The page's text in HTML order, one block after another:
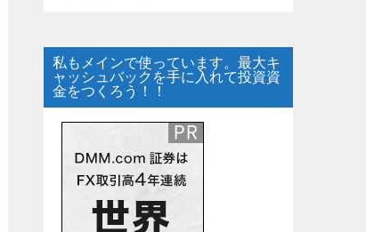
私もメインで使っています。最大キ
ャッシュバックを手に入れて投資資
金をつくろう！！